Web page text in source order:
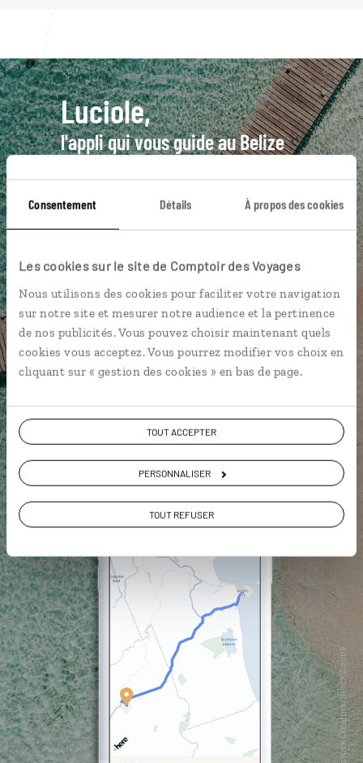
Consentement Détails À propos des cookies
Les cookies sur le site de Comptoir des Voyages
Nous utilisons des cookies pour faciliter votre navigation
sur notre site et mesurer notre audience et la pertinence
de nos publicités. Vous pouvez choisir maintenant quels
cookies vous acceptez. Vous pourrez modifier vos choix en
cliquant sur « gestion des cookies » en bas de page.
TOUT ACCEPTER
PERSONNALISER
TOUT REFUSER
Luciole,
l'appli qui vous guide au Belize
L’itinéraire vers votre hôtel en 1
clic
Notre sélection de petites adresses
Les plus beaux sites mayas
géolocalisés
L'album souvenirs à composer
vous-même